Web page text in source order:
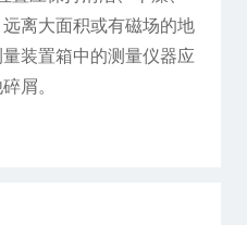
离大面积或有磁场的地
装置箱中的测量仪器应
屑。